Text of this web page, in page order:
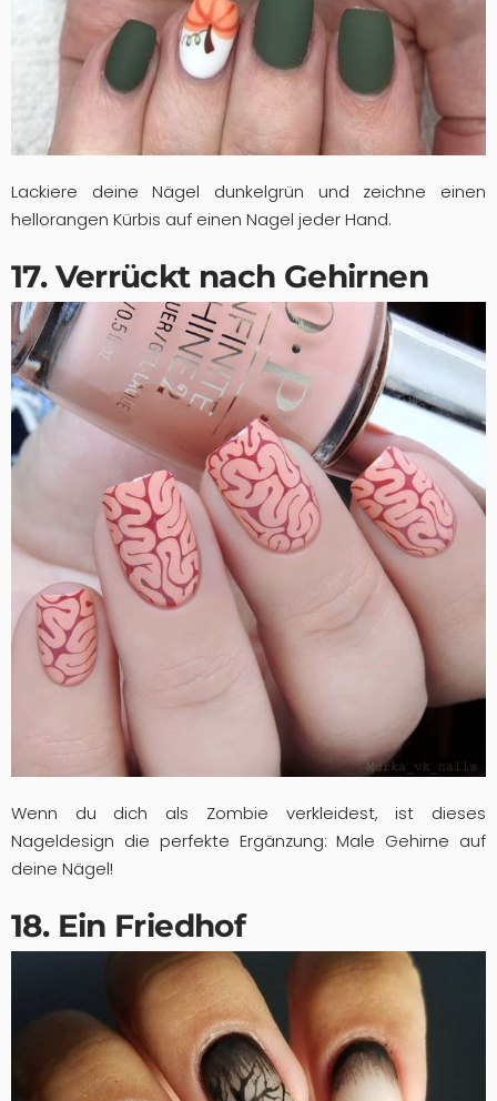
Lackiere deine Nägel dunkelgrün und zeichne einen
hellorangen Kürbis auf einen Nagel jeder Hand.
17. Verrückt nach Gehirnen
Wenn du dich als Zombie verkleidest, ist dieses
Nageldesign die perfekte Ergänzung: Male Gehirne auf
deine Nägel!
18. Ein Friedhof